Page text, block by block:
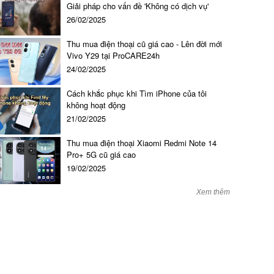
Thay loa iPhone SE
300.000 đ đ
Giải pháp cho vấn đề 'Không có dịch vụ'
26/02/2025
Thu mua điện thoại cũ giá cao - Lên đời mới
Vivo Y29 tại ProCARE24h
24/02/2025
Cách khắc phục khi Tìm iPhone của tôi
không hoạt động
21/02/2025
Thu mua điện thoại Xiaomi Redmi Note 14
Pro+ 5G cũ giá cao
19/02/2025
Xem thêm